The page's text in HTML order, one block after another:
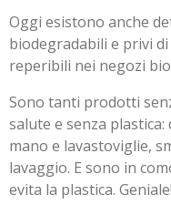
Oggi esistono anche
biodegradabili e privi
reperibili nei negozi
Sono tanti prodotti
salute e senza
mano e lavastoviglie,
lavaggio. E sono in
evita la plastica. Geniale!